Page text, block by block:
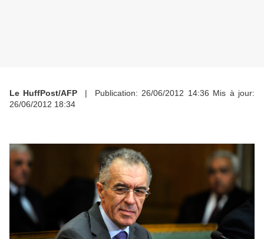
Le HuffPost/AFP | Publication: 26/06/2012 14:36 Mis à jour:
26/06/2012 18:34